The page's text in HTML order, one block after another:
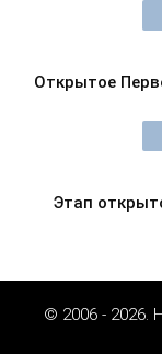
Открытое
Этап
© 2006 - 2026.